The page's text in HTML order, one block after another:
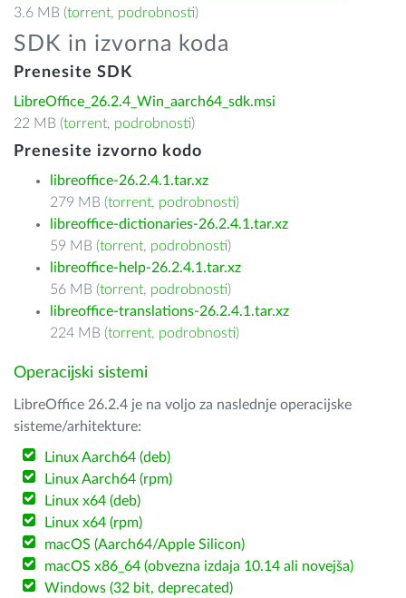
3.6 MB (torrent, podrobnosti)
SDK in izvorna koda
Prenesite SDK
LibreOffice_26.2.4_Win_aarch64_sdk.msi
22 MB (torrent, podrobnosti)
Prenesite izvorno kodo
libreoffice-26.2.4.1.tar.xz
279 MB (torrent, podrobnosti)
libreoffice-dictionaries-26.2.4.1.tar.xz
59 MB (torrent, podrobnosti)
libreoffice-help-26.2.4.1.tar.xz
56 MB (torrent, podrobnosti)
libreoffice-translations-26.2.4.1.tar.xz
224 MB (torrent, podrobnosti)
Operacijski sistemi
LibreOffice 26.2.4 je na voljo za naslednje operacijske
sisteme/arhitekture:
Linux Aarch64 (deb)
Linux Aarch64 (rpm)
Linux x64 (deb)
Linux x64 (rpm)
macOS (Aarch64/Apple Silicon)
macOS x86_64 (obvezna izdaja 10.14 ali novejša)
Windows (32 bit, deprecated)